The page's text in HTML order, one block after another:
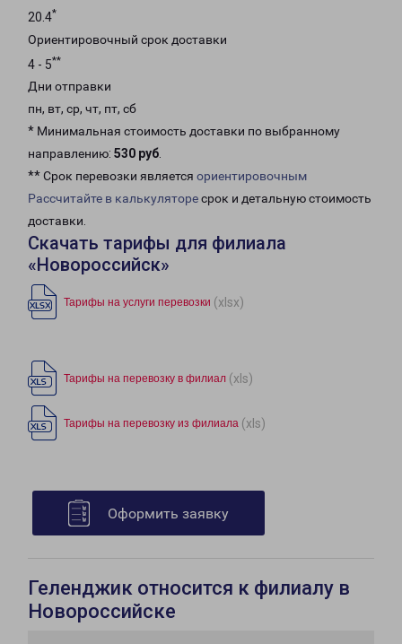
20.4*
Ориентировочный срок доставки
4 - 5**
Дни отправки
пн, вт, ср, чт, пт, сб
* Минимальная стоимость доставки по выбранному
направлению: 530 руб.
** Срок перевозки является ориентировочным
Рассчитайте в калькуляторесрок и детальную стоимость
доставки.
Скачать тарифы для филиала
«Новороссийск»
Тарифы на услуги перевозки (xlsx)
Тарифы на перевозку в филиал (xls)
Тарифы на перевозку из филиала (xls)
Оформить заявку
Геленджик относится к филиалу в
Новороссийске